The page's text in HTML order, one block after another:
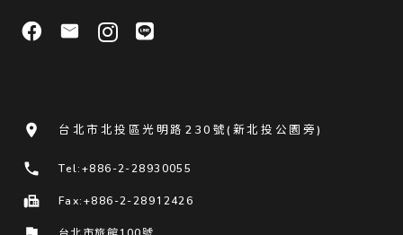
room 台北市北投區光明路230號(新北投公園旁)
phone Tel:+886-2-28930055
fax Fax:+886-2-28912426